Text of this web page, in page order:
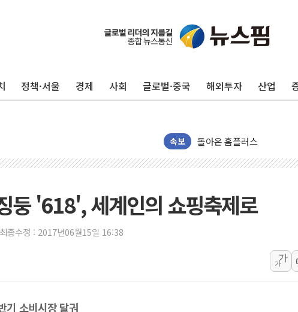
정책·서울 경제 사회 글로벌·중국 해외투자 산업
속보
수박으로 여름 나는 하마
전남광주 구례 산불 32분
[시승기] 공간·승차감 잡
가오픈한 홈플러스
[종합] 청도 흥선리 야산 산
한미 법카 제보자 "신동국
에어로케이항공, 청주-중국
네이버, AI 브리핑 도입 후
LG헬로비전 '헬로모바일',
KTis, 02-114로 카카오 T
해군1함대 '창설 80주년'
둥 '618', 세계인의 쇼핑축제로
최종수정 : 2017년06월15일 16:38
가
가
기 소비시장 달궈